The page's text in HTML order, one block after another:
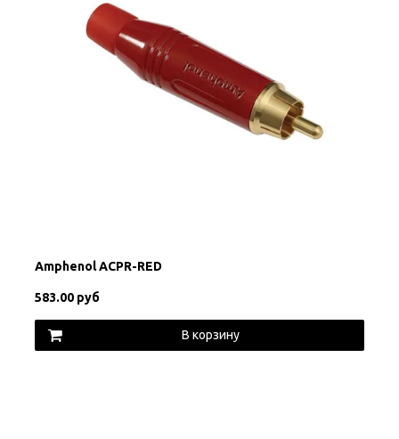
Amphenol ACPR-RED
583.00 руб
В корзину